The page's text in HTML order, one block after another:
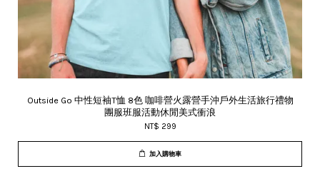
Outside Go 中性短袖T恤 8色 咖啡營火露營手沖戶外生活旅行禮物
團服班服活動休閒美式衝浪
NT$ 299
加入購物車